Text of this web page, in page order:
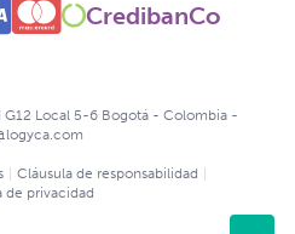
CredibanCo
G12 Local 5-6 Bogotá - Colombia -
Cláusula de responsabilidad
de privacidad